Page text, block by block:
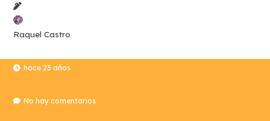
Raquel Castro
hace 23 años
No hay comentarios